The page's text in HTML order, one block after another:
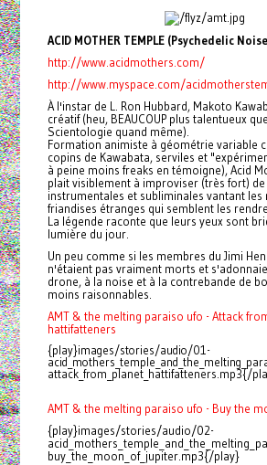
ACID MOTHER TEMPLE (Psychedelic
http://www.acidmothers.com/
http://www.myspace.com/
À l'instar de L. Ron Hubbard, Makoto
créatif (heu, BEAUCOUP plus talentueux
Scientologie quand même).
Formation animiste à géométrie variable
copins de Kawabata, serviles et
à peine moins freaks en témoigne), Acid
plait visiblement à improviser (très fort)
instrumentales et subliminales vantant les
friandises étranges qui semblent les
La légende raconte que leurs yeux sont
lumière du jour.
Un peu comme si les membres du Jimi
n'étaient pas vraiment morts et
drone, à la noise et à la contrebande de
moins raisonnables.
AMT & the melting paraiso ufo - Attack
hattifatteners
{play}images/stories/audio/01-
attack_from_planet_hattifatteners.mp3{/
AMT & the melting paraiso ufo - Buy the
{play}images/stories/audio/02-
buy_the_moon_of_jupiter.mp3{/play}